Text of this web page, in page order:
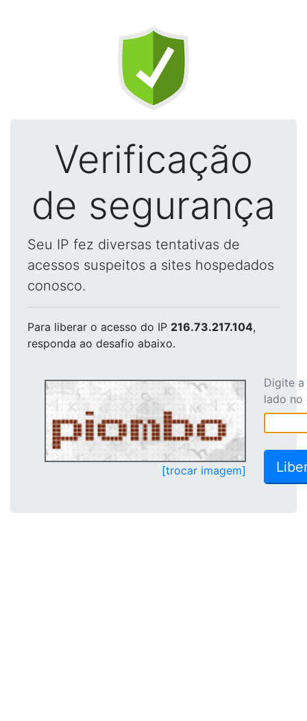
Verificação
de segurança
Seu IP fez diversas tentativas de
acessos suspeitos a sites hospedados
conosco.
Para liberar o acesso do IP 216.73.217.104,
responda ao desafio abaixo.
[trocar imagem]
Digite
lado no